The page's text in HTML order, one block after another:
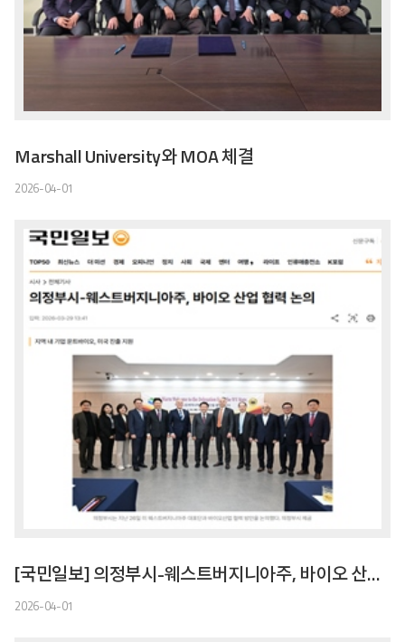
Marshall University와 MOA 체결
2026-04-01
[국민일보] 의정부시-웨스트버지니아주, 바이오 산업 협력 논의
2026-04-01